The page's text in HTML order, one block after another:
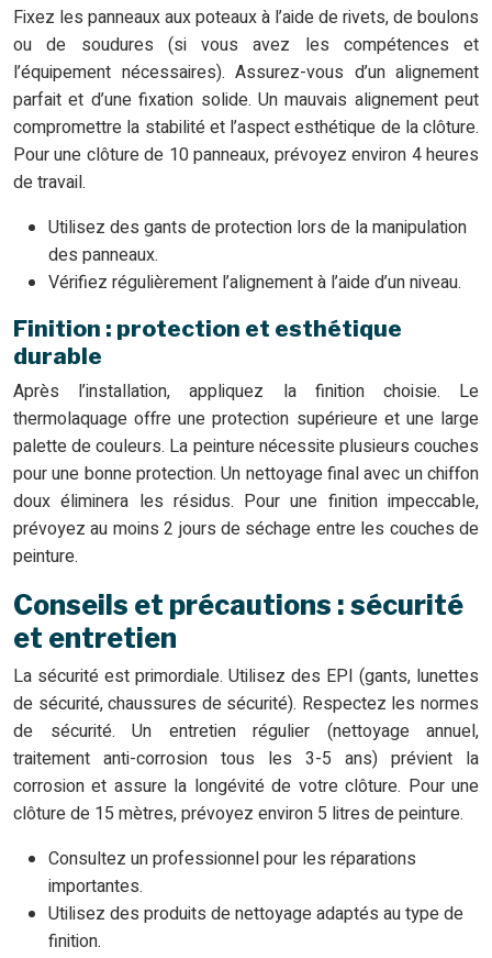
Fixez les panneaux aux poteaux à l’aide de rivets, de boulons
ou de soudures (si vous avez les compétences et
l’équipement nécessaires). Assurez-vous d’un alignement
parfait et d’une fixation solide. Un mauvais alignement peut
compromettre la stabilité et l’aspect esthétique de la clôture.
Pour une clôture de 10 panneaux, prévoyez environ 4 heures
de travail.
Utilisez des gants de protection lors de la manipulation
des panneaux.
Vérifiez régulièrement l’alignement à l’aide d’un niveau.
Finition : protection et esthétique
durable
Après l’installation, appliquez la finition choisie. Le
thermolaquage offre une protection supérieure et une large
palette de couleurs. La peinture nécessite plusieurs couches
pour une bonne protection. Un nettoyage final avec un chiffon
doux éliminera les résidus. Pour une finition impeccable,
prévoyez au moins 2 jours de séchage entre les couches de
peinture.
Conseils et précautions : sécurité
et entretien
La sécurité est primordiale. Utilisez des EPI (gants, lunettes
de sécurité, chaussures de sécurité). Respectez les normes
de sécurité. Un entretien régulier (nettoyage annuel,
traitement anti-corrosion tous les 3-5 ans) prévient la
corrosion et assure la longévité de votre clôture. Pour une
clôture de 15 mètres, prévoyez environ 5 litres de peinture.
Consultez un professionnel pour les réparations
importantes.
Utilisez des produits de nettoyage adaptés au type de
finition.